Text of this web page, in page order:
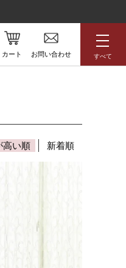
カート お問い合わせ すべて
高い順 新着順